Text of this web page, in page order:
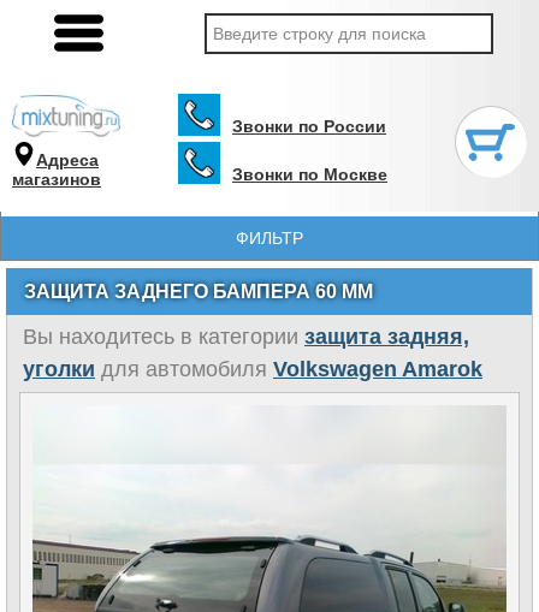
Адреса
магазинов
Звонки по России
Звонки по Москве
ФИЛЬТР
ЗАЩИТА ЗАДНЕГО БАМПЕРА 60 ММ
Вы находитесь в категории защита задняя,
уголки для автомобиля Volkswagen Amarok